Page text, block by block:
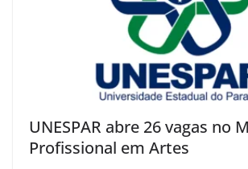
UNESPAR abre 26 vagas no
Profissional em Artes